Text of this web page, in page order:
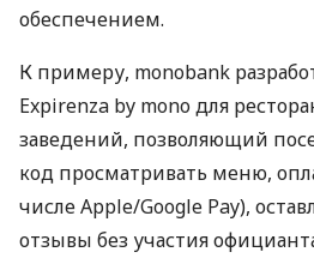
обеспечением.
К примеру, monobank
Expirenza by mono для
заведений, позволяющий
код просматривать меню,
числе Apple/Google Pay),
отзывы без участия